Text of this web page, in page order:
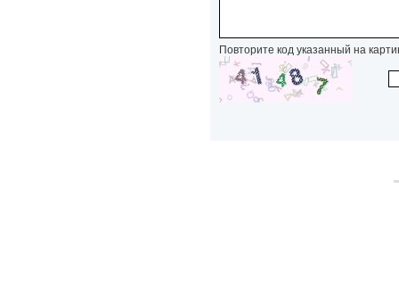
Повторите код указанный на